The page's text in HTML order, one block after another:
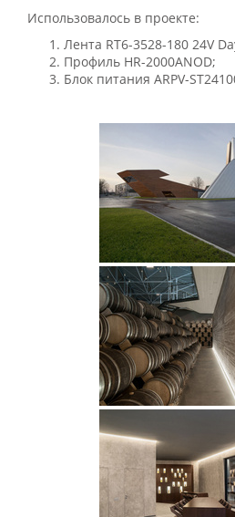
Использовалось в проекте:
Лента RT6-3528-180 24V
Профиль HR-2000ANOD;
Блок питания ARPV-